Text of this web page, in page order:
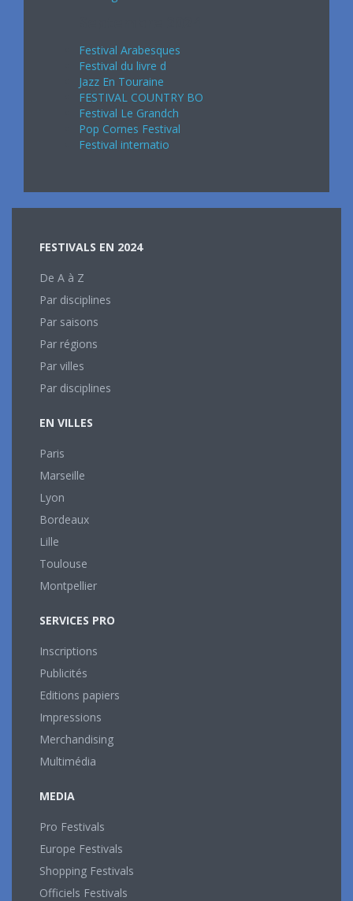
Festival Arabesques
Festival du livre d
Jazz En Touraine
FESTIVAL COUNTRY BO
Festival Le Grandch
Pop Cornes Festival
Festival internatio
FESTIVALS EN 2024
De A à Z
Par disciplines
Par saisons
Par régions
Par villes
Par disciplines
EN VILLES
Paris
Marseille
Lyon
Bordeaux
Lille
Toulouse
Montpellier
SERVICES PRO
Inscriptions
Publicités
Editions papiers
Impressions
Merchandising
Multimédia
MEDIA
Pro Festivals
Europe Festivals
Shopping Festivals
Officiels Festivals